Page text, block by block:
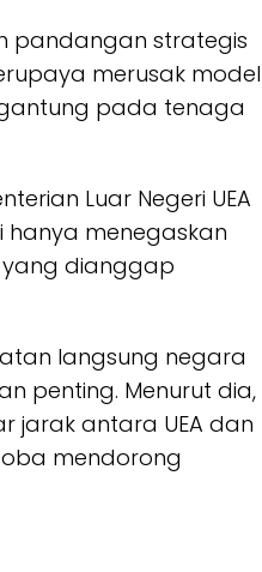
pandangan strategis
merusak model
pada tenaga
Luar Negeri UEA
hanya menegaskan
yang dianggap
langsung negara
penting. Menurut dia,
jarak antara UEA dan
mendorong